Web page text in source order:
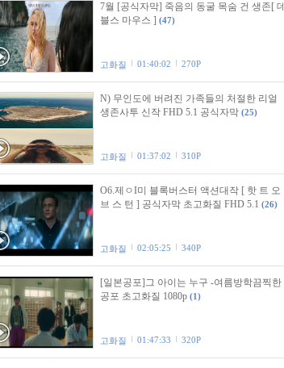
7월 [공식자막] 죽음의 동굴 목숨 건 생존[ 데
블스 마우스 ] (47)
고화질 01:40:02 270P
N) 무인도에 버려진 가족들의 처절한 리얼
생존사투 신작 FHD 5.1 공식자막 (25)
고화질 01:37:02 310P
O6.제ㅇI미 블록버스터 액션대작 [ 핫 트 오
브 스 턴 ] 공식자막 초고화질 FHD 5.1 (26)
고화질 02:05:25 340P
[일본공포]그 아이는 누구 -여름방학끔찍한
공포 초고화질 1080p (1)
고화질 01:47:33 320P